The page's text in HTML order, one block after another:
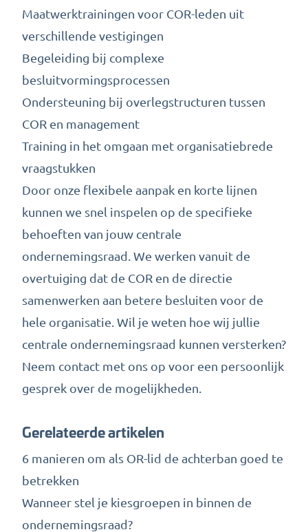
Maatwerktrainingen voor COR-leden uit
verschillende vestigingen
Begeleiding bij complexe
besluitvormingsprocessen
Ondersteuning bij overlegstructuren tussen
COR en management
Training in het omgaan met organisatiebrede
vraagstukken
Door onze flexibele aanpak en korte lijnen
kunnen we snel inspelen op de specifieke
behoeften van jouw centrale
ondernemingsraad. We werken vanuit de
overtuiging dat de COR en de directie
samenwerken aan betere besluiten voor de
hele organisatie. Wil je weten hoe wij jullie
centrale ondernemingsraad kunnen versterken?
Neem contact met ons op voor een persoonlijk
gesprek over de mogelijkheden.
Gerelateerde artikelen
6 manieren om als OR-lid de achterban goed te
betrekken
Wanneer stel je kiesgroepen in binnen de
ondernemingsraad?